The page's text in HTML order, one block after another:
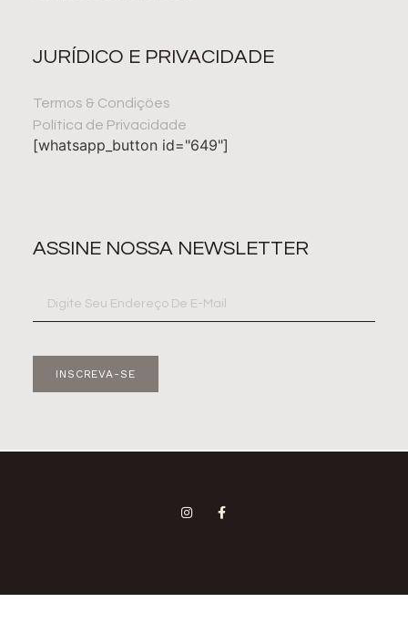
JURÍDICO E PRIVACIDADE
Termos & Condiçöes
Política de Privacidade
[whatsapp_button id="649"]
ASSINE NOSSA NEWSLETTER
INSCREVA-SE